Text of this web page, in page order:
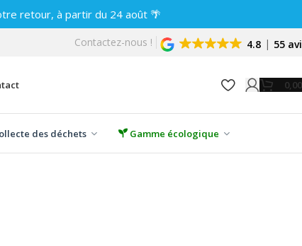
retour, à partir du 24 août 🌴
Contactez-nous ! 4.8 55
des déchets Gamme écologique